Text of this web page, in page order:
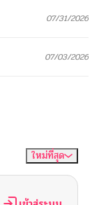
07/31/2026
07/03/2026
ใหม่ที่สุด